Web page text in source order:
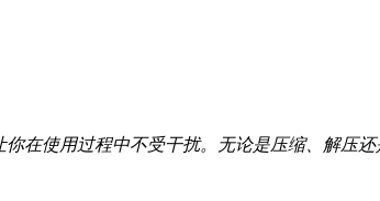
在使用过程中不受干扰。无论是压缩、解压